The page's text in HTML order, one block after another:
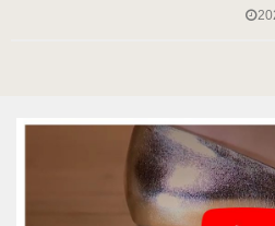
数量限定商品（22.0～25.0cm）
数量限定商品（22.0～25.0cm）
コンサート用（ヒール高6cm）